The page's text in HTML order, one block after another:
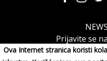
Ova Internet stranica koristi
Prijavite se